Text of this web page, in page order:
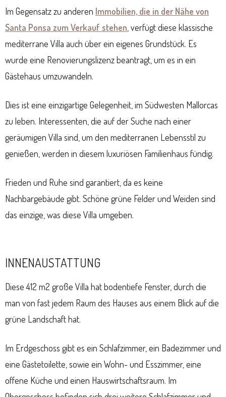
Im Gegensatz zu anderen Immobilien, die in der Nähe von
Santa Ponsa zum Verkauf stehen, verfügt diese klassische
mediterrane Villa auch über ein eigenes Grundstück. Es
wurde eine Renovierungslizenz beantragt, um es in ein
Gästehaus umzuwandeln.
Dies ist eine einzigartige Gelegenheit, im Südwesten Mallorcas
zu leben. Interessenten, die auf der Suche nach einer
geräumigen Villa sind, um den mediterranen Lebensstil zu
genießen, werden in diesem luxuriösen Familienhaus fündig.
Frieden und Ruhe sind garantiert, da es keine
Nachbargebäude gibt. Schöne grüne Felder und Weiden sind
das einzige, was diese Villa umgeben.
INNENAUSTATTUNG
Diese 412 m2 große Villa hat bodentiefe Fenster, durch die
man von fast jedem Raum des Hauses aus einem Blick auf die
grüne Landschaft hat.
Im Erdgeschoss gibt es ein Schlafzimmer, ein Badezimmer und
eine Gästetoilette, sowie ein Wohn- und Esszimmer, eine
offene Küche und einen Hauswirtschaftsraum. Im